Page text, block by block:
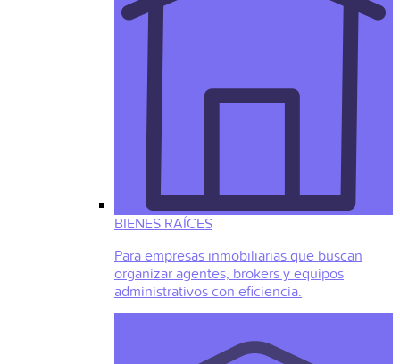
BIENES RAÍCES
Para empresas inmobiliarias que buscan
organizar agentes, brokers y equipos
administrativos con eficiencia.